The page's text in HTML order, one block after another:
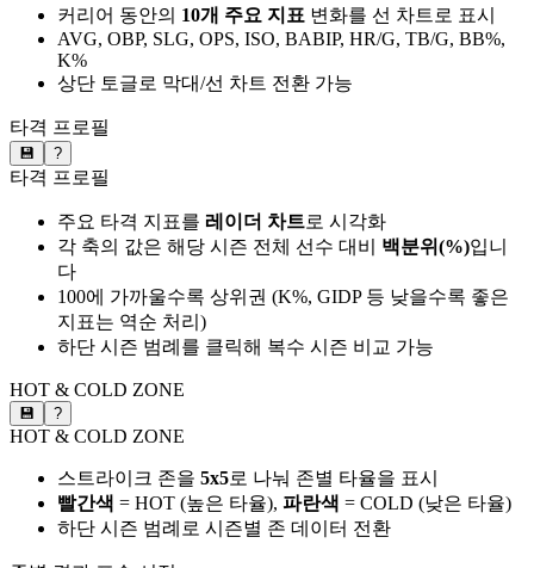
커리어 동안의 10개 주요 지표 변화를 선 차트로 표시
AVG, OBP, SLG, OPS, ISO, BABIP, HR/G, TB/G, BB%,
K%
상단 토글로 막대/선 차트 전환 가능
타격 프로필
💾 ?
타격 프로필
주요 타격 지표를 레이더 차트로 시각화
각 축의 값은 해당 시즌 전체 선수 대비 백분위(%)입니
다
100에 가까울수록 상위권 (K%, GIDP 등 낮을수록 좋은
지표는 역순 처리)
하단 시즌 범례를 클릭해 복수 시즌 비교 가능
HOT & COLD ZONE
💾 ?
HOT & COLD ZONE
스트라이크 존을 5x5로 나눠 존별 타율을 표시
빨간색 = HOT (높은 타율), 파란색 = COLD (낮은 타율)
하단 시즌 범례로 시즌별 존 데이터 전환